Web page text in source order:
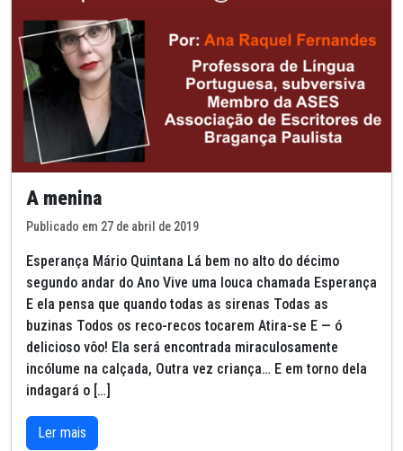
A menina
Publicado em 27 de abril de 2019
Esperança Mário Quintana Lá bem no alto do décimo
segundo andar do Ano Vive uma louca chamada Esperança
E ela pensa que quando todas as sirenas Todas as
buzinas Todos os reco-recos tocarem Atira-se E — ó
delicioso vôo! Ela será encontrada miraculosamente
incólume na calçada, Outra vez criança… E em torno dela
indagará o […]
Ler mais